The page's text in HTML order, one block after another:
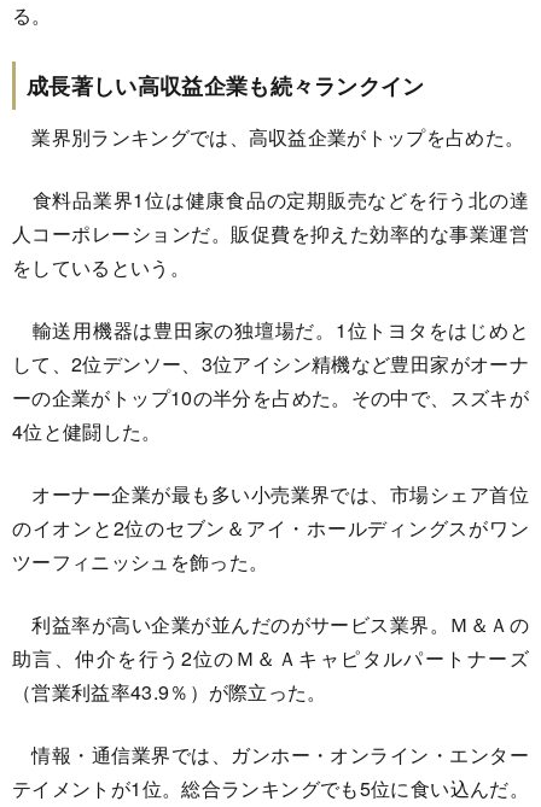
る。
成長著しい高収益企業も続々ランクイン
業界別ランキングでは、高収益企業がトップを占めた。
食料品業界1位は健康食品の定期販売などを行う北の達
人コーポレーションだ。販促費を抑えた効率的な事業運営
をしているという。
輸送用機器は豊田家の独壇場だ。1位トヨタをはじめと
して、2位デンソー、3位アイシン精機など豊田家がオーナ
ーの企業がトップ10の半分を占めた。その中で、スズキが
4位と健闘した。
オーナー企業が最も多い小売業界では、市場シェア首位
のイオンと2位のセブン＆アイ・ホールディングスがワン
ツーフィニッシュを飾った。
利益率が高い企業が並んだのがサービス業界。Ｍ＆Ａの
助言、仲介を行う2位のＭ＆Ａキャピタルパートナーズ
（営業利益率43.9％）が際立った。
情報・通信業界では、ガンホー・オンライン・エンター
テイメントが1位。総合ランキングでも5位に食い込んだ。